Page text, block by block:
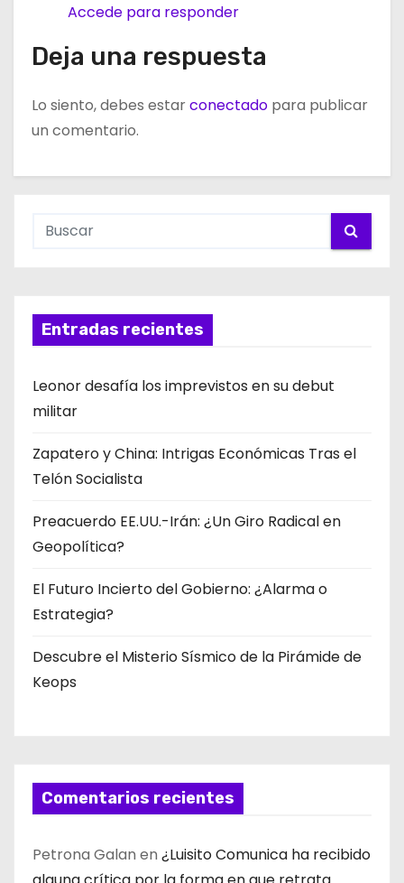
Accede para responder
Deja una respuesta
Lo siento, debes estarconectado para publicar
un comentario.
Entradas recientes
Leonor desafía los imprevistos en su debut
militar
Zapatero y China: Intrigas Económicas Tras el
Telón Socialista
Preacuerdo EE.UU.-Irán: ¿Un Giro Radical en
Geopolítica?
El Futuro Incierto del Gobierno: ¿Alarma o
Estrategia?
Descubre el Misterio Sísmico de la Pirámide de
Keops
Comentarios recientes
Petrona Galan en ¿Luisito Comunica ha recibido